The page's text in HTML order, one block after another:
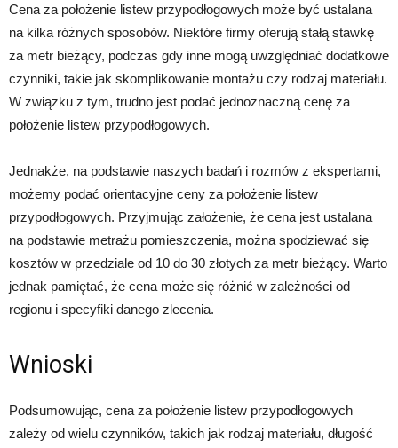
Cena za położenie listew przypodłogowych może być ustalana
na kilka różnych sposobów. Niektóre firmy oferują stałą stawkę
za metr bieżący, podczas gdy inne mogą uwzględniać dodatkowe
czynniki, takie jak skomplikowanie montażu czy rodzaj materiału.
W związku z tym, trudno jest podać jednoznaczną cenę za
położenie listew przypodłogowych.
Jednakże, na podstawie naszych badań i rozmów z ekspertami,
możemy podać orientacyjne ceny za położenie listew
przypodłogowych. Przyjmując założenie, że cena jest ustalana
na podstawie metrażu pomieszczenia, można spodziewać się
kosztów w przedziale od 10 do 30 złotych za metr bieżący. Warto
jednak pamiętać, że cena może się różnić w zależności od
regionu i specyfiki danego zlecenia.
Wnioski
Podsumowując, cena za położenie listew przypodłogowych
zależy od wielu czynników, takich jak rodzaj materiału, długość